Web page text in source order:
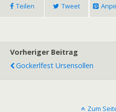
Teilen Tweet
Vorheriger Beitrag
Gockerlfest Ursensollen
Zum